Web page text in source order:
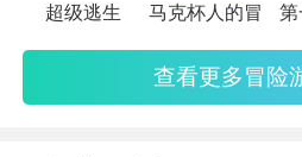
超级逃生 马克杯人的冒险
查看更多冒险